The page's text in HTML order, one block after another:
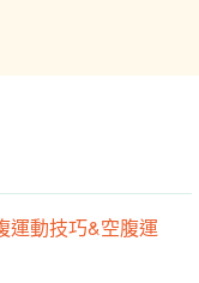
運動技巧&空腹運